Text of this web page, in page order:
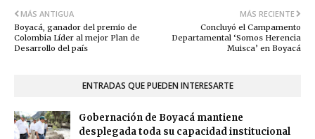
MÁS RECIENTE
Concluyó el Campamento
Departamental ‘Somos Herencia
Muisca’ en Boyacá
MÁS ANTIGUA
Boyacá, ganador del premio de
Colombia Líder al mejor Plan de
Desarrollo del país
ENTRADAS QUE PUEDEN INTERESARTE
Gobernación de Boyacá mantiene
desplegada toda su capacidad institucional